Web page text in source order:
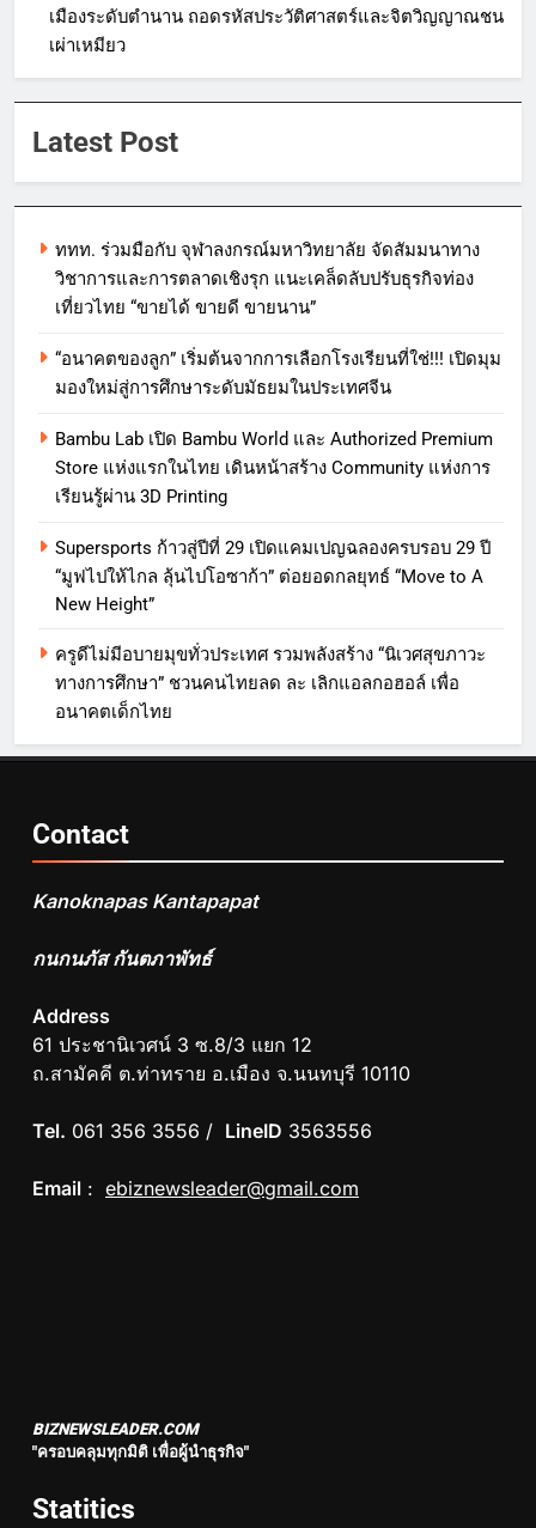
เมืองระดับตำนาน ถอดรหัสประวัติศาสตร์และจิตวิญญาณชน
เผ่าเหมียว
Latest Post
ททท. ร่วมมือกับ จุฬาลงกรณ์มหาวิทยาลัย จัดสัมมนาทาง
วิชาการและการตลาดเชิงรุก แนะเคล็ดลับปรับธุรกิจท่อง
เที่ยวไทย “ขายได้ ขายดี ขายนาน”
“อนาคตของลูก” เริ่มต้นจากการเลือกโรงเรียนที่ใช่!!! เปิดมุม
มองใหม่สู่การศึกษาระดับมัธยมในประเทศจีน
Bambu Lab เปิด Bambu World และ Authorized Premium
Store แห่งแรกในไทย เดินหน้าสร้าง Community แห่งการ
เรียนรู้ผ่าน 3D Printing
Supersports ก้าวสู่ปีที่ 29 เปิดแคมเปญฉลองครบรอบ 29 ปี
“มูฟไปให้ไกล ลุ้นไปโอซาก้า” ต่อยอดกลยุทธ์ “Move to A
New Height”
ครูดีไม่มีอบายมุขทั่วประเทศ รวมพลังสร้าง “นิเวศสุขภาวะ
ทางการศึกษา” ชวนคนไทยลด ละ เลิกแอลกอฮอล์ เพื่อ
อนาคตเด็กไทย
Contact
Kanoknapas Kantapapat
กนกนภัส กันตภาพัทธ์
Address
61 ประชานิเวศน์ 3 ซ.8/3 แยก 12
ถ.สามัคคี ต.ท่าทราย อ.เมือง จ.นนทบุรี 10110
Tel. 061 356 3556 / LineID 3563556
Email : ebiznewsleader@gmail.com
BIZNEWSLEADER.COM
"ครอบคลุมทุกมิติ เพื่อผู้นำธุรกิจ"
Statitics